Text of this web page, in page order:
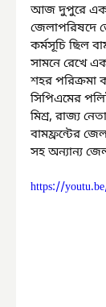
আজ দুপুরে
জেলাপরিষদে
কর্মসূচি ছিল
সামনে রেখে
শহর পরিক্রমা
সিপিএমের
মিশ্র, রাজ্য
বামফ্রন্টের
সহ অন্যান্য
https://